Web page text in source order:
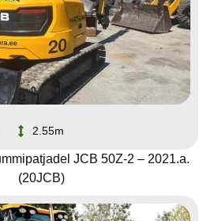
2.55m
JCB 50Z-2 – 2021.a.
(20JCB)